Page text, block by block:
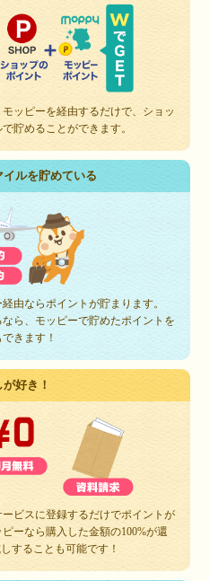
ッピーを経由するだけで、ショッ
貯めることができます。
ルを貯めている
由ならポイントが貯まります。
ら、モッピーで貯めたポイントを
きます！
好き！
ビスに登録するだけでポイントが
ーなら購入した金額の100%が還
することも可能です！